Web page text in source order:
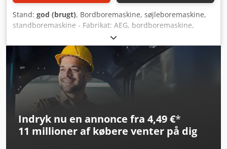
Stand: god (brugt), Bordboremaskine, søjleboremaskine,
standboremaskine - Fabrikat: AEG, bordboremaskine,
model DTBK-10 - Bordstørrelse: 175 x 175 mm Djdpfx
Aehfavqeblowa - Spindeloptagelse: Borepatron B16 -
Udladning: 200 mm - Søjlediameter: 60 mm - Spindelslag:
70 mm - Motor: 0,25 kW / 2800 omdr./min. - Spænding: 380
V - Dimensioner: 580/590/H730 mm - Vægt: 60 kg
Indryk nu en annonce fra 4,49 €*
11 millioner af købere venter på dig